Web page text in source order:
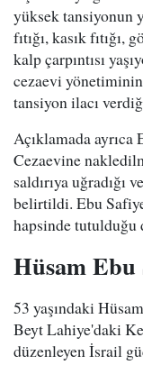
yüksek tansiyonun
fıtığı, kasık
kalp çarpıntısı
cezaevi
tansiyon ilacı
Açıklamada
Cezaevine
saldırıya uğradığı
belirtildi. Ebu
hapsinde tutulduğu
Hüsam
53 yaşındaki
Beyt Lahiye'daki
düzenleyen İsrail